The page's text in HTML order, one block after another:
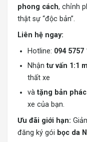
phong cách, chỉnh
thật sự “độc bản”.
Liên hệ ngay:
Hotline: 094 5757
Nhậntư vấn 1:1
thất xe
vàtặng bản
xe của bạn.
Ưu đãi giới hạn:
đăng ký gói bọc da